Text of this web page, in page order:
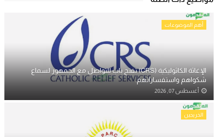
أهم الموضوعات
الإغاثة الكاثوليكية (CRS) تفتح باب للتواصل مع الجمهور لسماع
شكواهم واستفساراتهم.
أغسطس 07, 2026
الخريجين